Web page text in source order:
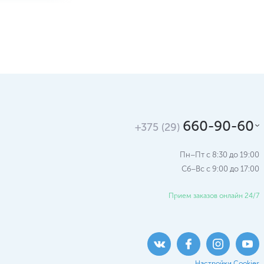
+375 (29) 660-90-60
Пн–Пт с 8:30 до 19:00
Сб–Вс c 9:00 до 17:00
Прием заказов онлайн 24/7